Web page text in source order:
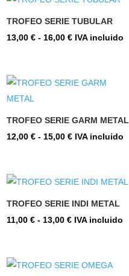
29,00 €
TROFEO SERIE TUBULAR
13,00€ - 16,00€Rango
desde
hasta
IVA incluido
TROFEO SERIE GARM METAL
12,00€ - 15,00€Rango
desde
12,00 €
IVA incluido
TROFEO SERIE INDI METAL
11,00€ - 13,00€Rango
desde
IVA incluido